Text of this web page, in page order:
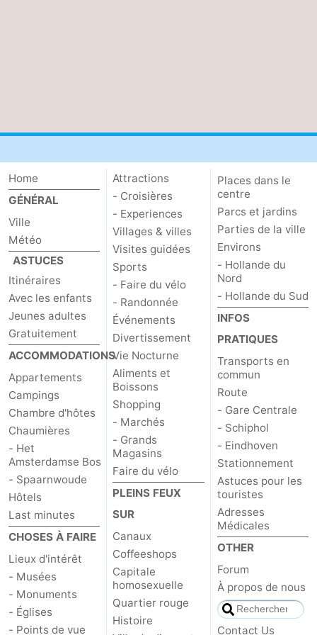
Home
GÉNÉRAL
Ville
Météo
ASTUCES
Itinéraires
Avec les enfants
Jeunes adultes
Gratuitement
ACCOMMODATIONS
Appartements
Campings
Chambre d'hôtes
Chaumières
- Het
Amsterdamse Bos
- Spaarnwoude
Hôtels
Last minutes
CHOSES À FAIRE
Lieux d'intérêt
- Musées
- Monuments
- Églises
- Points de vue
Attractions
- Croisières
- Experiences
Villages & villes
Visites guidées
Sports
- Faire du vélo
- Randonnée
Événements
Divertissement
Vie Nocturne
Aliments et
Boissons
Shopping
- Marchés
- Grands
Magasins
Faire du vélo
PLEINS FEUX
SUR
Canaux
Coffeeshops
Capitale
homosexuelle
Quartier rouge
Histoire
Places dans le
centre
Parcs et jardins
Parties de la ville
Environs
- Hollande du
Nord
- Hollande du Sud
INFOS
PRATIQUES
Transports en
commun
Route
- Gare Centrale
- Schiphol
- Eindhoven
Stationnement
Astuces pour les
touristes
Adresses
Médicales
OTHER
Forum
À propos de nous
Contact Us